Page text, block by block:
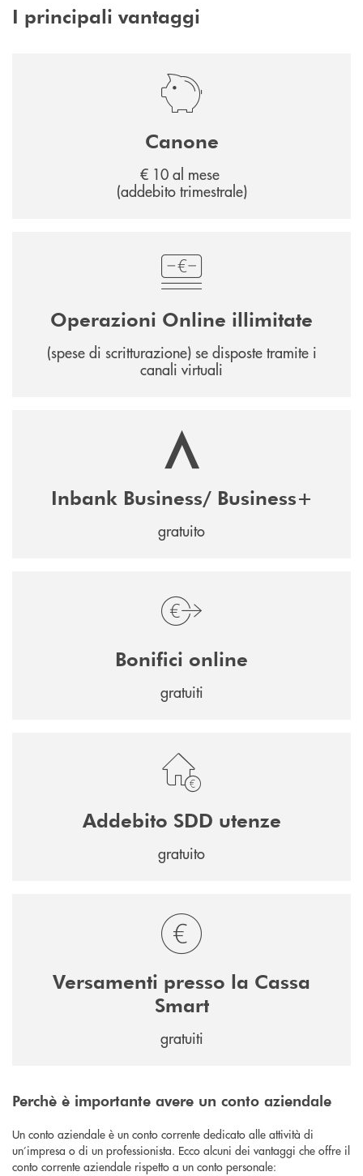
I principali vantaggi
Canone
€ 10 al mese
(addebito trimestrale)
Operazioni Online illimitate
(spese di scritturazione) se disposte tramite i
canali virtuali
Inbank Business/ Business+
gratuito
Bonifici online
gratuiti
Addebito SDD utenze
gratuito
Versamenti presso la Cassa
Smart
gratuiti
Perchè è importante avere un conto aziendale
Un conto aziendale è un conto corrente dedicato alle attività di
un’impresa o di un professionista. Ecco alcuni dei vantaggi che offre il
conto corrente aziendale rispetto a un conto personale: